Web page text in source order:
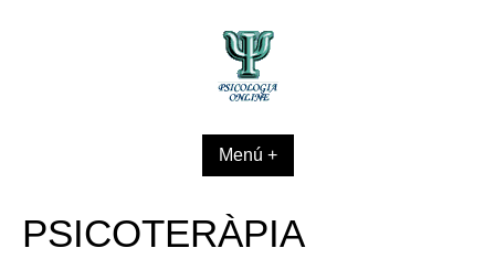
Menú +
PSICOTERÀPIA